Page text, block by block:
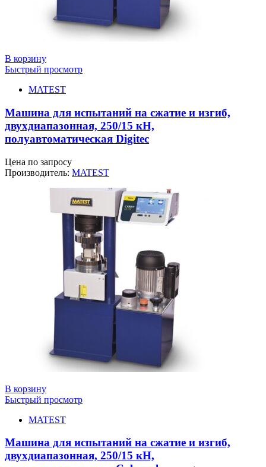
В корзину
Быстрый просмотр
MATEST
Машина для испытаний на сжатие и изгиб,
двухдиапазонная, 250/15 кН,
полуавтоматическая Digitec
Цена по запросу
Производитель: MATEST
В корзину
Быстрый просмотр
MATEST
Машина для испытаний на сжатие и изгиб,
двухдиапазонная, 250/15 кН,